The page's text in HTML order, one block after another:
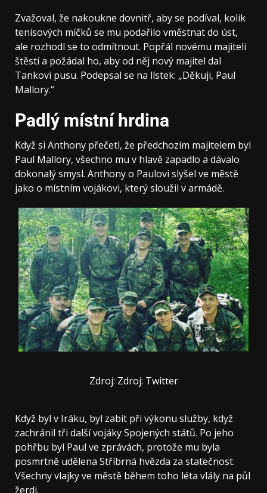
Zvažoval, že nakoukne dovnitř, aby se podíval, kolik
tenisových míčků se mu podařilo vměstnat do úst,
ale rozhodl se to odmítnout. Popřál novému majiteli
štěstí a požádal ho, aby od něj nový majitel dal
Tankovi pusu. Podepsal se na lístek: „Děkuji, Paul
Mallory.“
Padlý místní hrdina
Když si Anthony přečetl, že předchozím majitelem byl
Paul Mallory, všechno mu v hlavě zapadlo a dávalo
dokonalý smysl. Anthony o Paulovi slyšel ve městě
jako o místním vojákovi, který sloužil v armádě.
Zdroj: Zdroj: Twitter
Když byl v Iráku, byl zabit při výkonu služby, když
zachránil tři další vojáky Spojených států. Po jeho
pohřbu byl Paul ve zprávách, protože mu byla
posmrtně udělena Stříbrná hvězda za statečnost.
Všechny vlajky ve městě během toho léta vlály na půl
žerdi.